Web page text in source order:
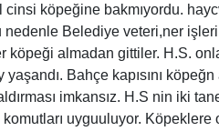
köpeğine bakmıyordu.
nedenle Belediye veteri,ner
almadan gittiler. H.S.
Bahçe kapısını köpeğn
imkansız. H.S nin iki
uyguuluyor. Köpeklere